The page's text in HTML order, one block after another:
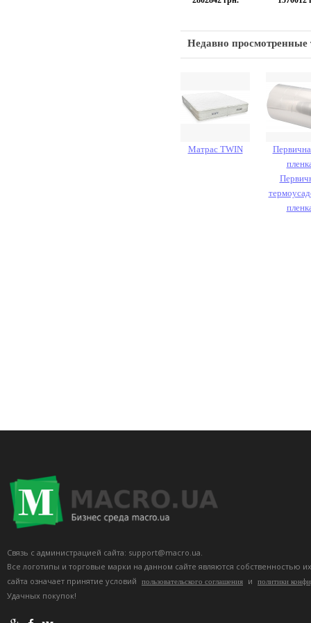
Недавно просмотренные
Матрас TWIN
Связь с администрацией сайта: support@macro.ua.
Все логотипы и торговые марки на данном сайте являются собственностью
сайта означает принятие условий
пользовательского соглашения и политики
Удачных покупок!